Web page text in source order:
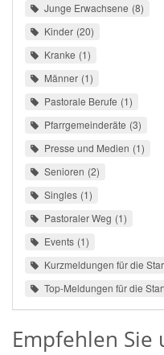
Junge Erwachsene 8
Kinder 20
Kranke 1
Männer 1
Pastorale Berufe 1
Pfarrgemeinderäte 3
Presse und Medien 1
Senioren 2
Singles 1
Pastoraler Weg 1
Events 1
Kurzmeldungen für die
Top-Meldungen für die
Empfehlen Sie